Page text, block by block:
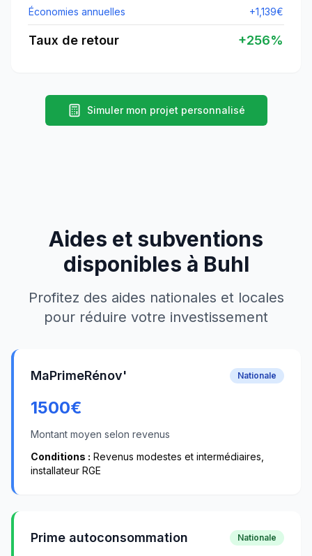
Économies annuelles +1,139€
Taux de retour +256%
Simuler mon projet personnalisé
Aides et subventions
disponibles à Buhl
Profitez des aides nationales et locales
pour réduire votre investissement
MaPrimeRénov' Nationale
1500€
Montant moyen selon revenus
Conditions : Revenus modestes et intermédiaires,
installateur RGE
Prime autoconsommation Nationale